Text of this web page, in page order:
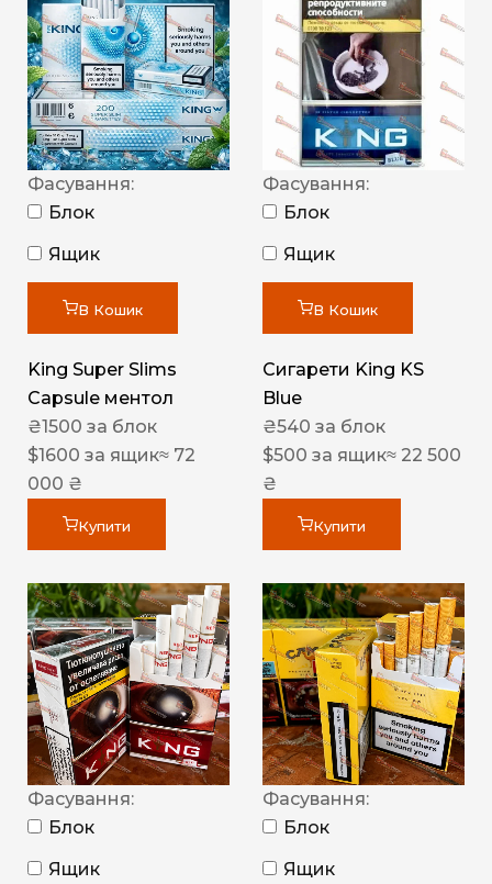
Фасування:
Блок
Ящик
В Кошик
King Super Slims
Capsule ментол
₴1500 за блок
$1600 за ящик≈ 72
000 ₴
Купити
Фасування:
Блок
Ящик
В Кошик
Сигарети King KS
Blue
₴540 за блок
$500 за ящик≈ 22 500
₴
Купити
Фасування:
Блок
Ящик
Фасування:
Блок
Ящик